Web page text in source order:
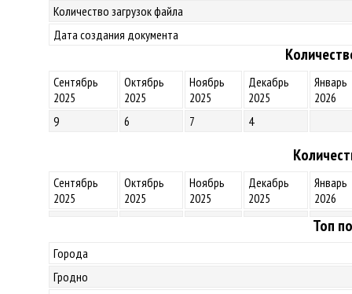
Количество загрузок файла
Дата создания документа
Сентябрь
2025
Октябрь
2025
Ноябрь
2025
Декабрь
2025
Январь
2026
9
6 7 4
Сентябрь
2025
Октябрь
2025
Ноябрь
2025
Декабрь
2025
Январь
2026
Топ
Города
Гродно